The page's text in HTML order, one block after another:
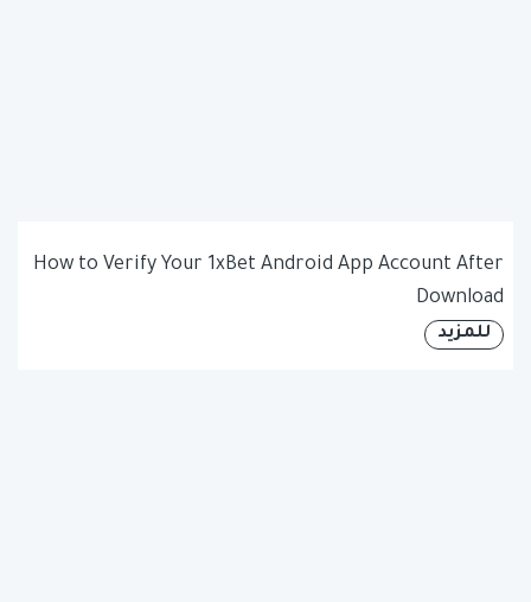
How to Verify Your 1xBet Android App Account After
Download
للمزيد